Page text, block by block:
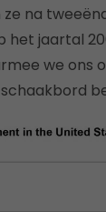
na
het jaartal
we ons